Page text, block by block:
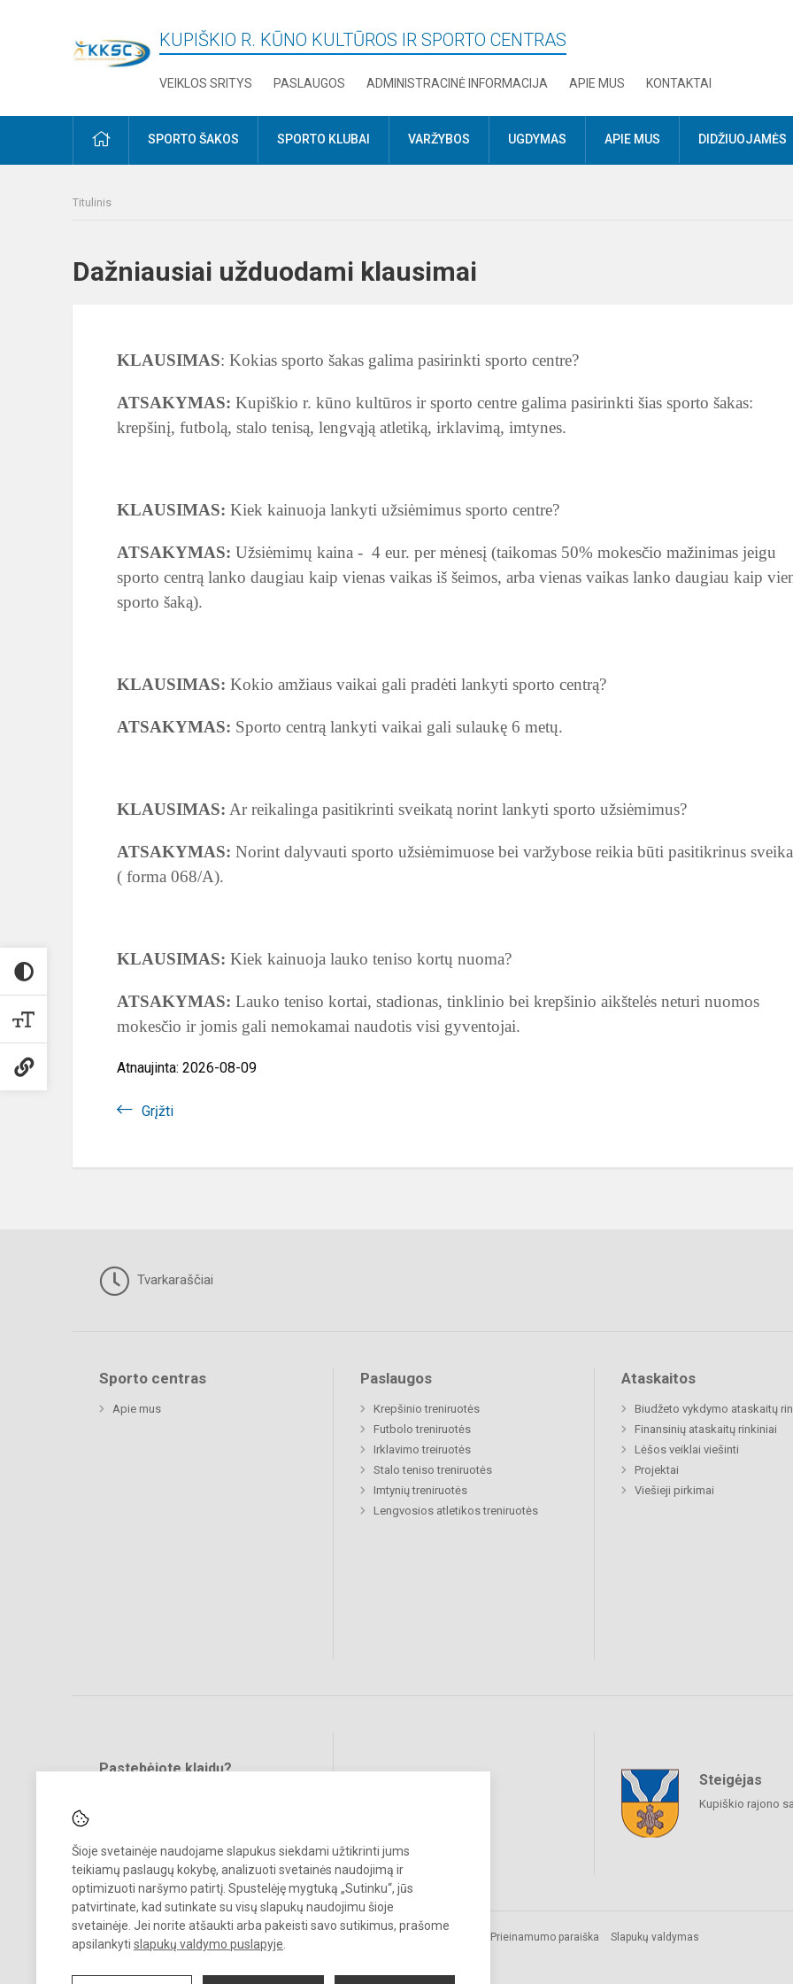
Šioje svetainėje naudojame slapukus siekdami užtikrinti jums
teikiamų paslaugų kokybę, analizuoti svetainės naudojimą ir
optimizuoti naršymo patirtį. Spustelėję mygtuką „Sutinku“, jūs
patvirtinate, kad sutinkate su visų slapukų naudojimu šioje
svetainėje. Jei norite atšaukti arba pakeisti savo sutikimus, prašome
apsilankyti slapukų valdymo puslapyje
KUPIŠKIO R. KŪNO KULTŪROS IR SPORTO CENTRAS
VEIKLOS SRITYS PASLAUGOS ADMINISTRACINĖ INFORMACIJA APIE MUS KONTAKTAI
PRADŽIASPORTO ŠAKOS SPORTO KLUBAI VARŽYBOS UGDYMAS APIE MUS DIDŽIUOJAMĖS
Titulinis
Dažniausiai užduodami klausimai
KLAUSIMAS: Kokias sporto šakas galima pasirinkti sporto centre?
ATSAKYMAS: Kupiškio r. kūno kultūros ir sporto centre galima pasirinkti šias sporto šakas:
krepšinį, futbolą, stalo tenisą, lengvąją atletiką, irklavimą, imtynes.
KLAUSIMAS: Kiek kainuoja lankyti užsiėmimus sporto centre?
ATSAKYMAS: Užsiėmimų kaina - 4 eur. per mėnesį (taikomas 50% mokesčio mažinimas jeigu
sporto centrą lanko daugiau kaip vienas vaikas iš šeimos, arba vienas vaikas lanko daugiau kaip
sporto šaką).
KLAUSIMAS: Kokio amžiaus vaikai gali pradėti lankyti sporto centrą?
ATSAKYMAS: Sporto centrą lankyti vaikai gali sulaukę 6 metų.
KLAUSIMAS: Ar reikalinga pasitikrinti sveikatą norint lankyti sporto užsiėmimus?
ATSAKYMAS: Norint dalyvauti sporto užsiėmimuose bei varžybose reikia būti pasitikrinus
( forma 068/A).
KLAUSIMAS: Kiek kainuoja lauko teniso kortų nuoma?
ATSAKYMAS: Lauko teniso kortai, stadionas, tinklinio bei krepšinio aikštelės neturi nuomos
mokesčio ir jomis gali nemokamai naudotis visi gyventojai.
Atnaujinta: 2026-08-09
Grįžti
Tvarkaraščiai
Sporto centras
Apie mus
Paslaugos
Krepšinio treniruotės
Futbolo treniruotės
Irklavimo treiruotės
Stalo teniso treniruotės
Imtynių treniruotės
Lengvosios atletikos treniruotės
Ataskaitos
Biudžeto vykdymo ataskaitų
Finansinių ataskaitų rinkiniai
Lėšos veiklai viešinti
Projektai
Viešieji pirkimai
Pastebėjote klaidų?
Steigėjas
Kupiškio rajono
© 2022. Kupiškio r. kūno kultūros ir sporto centras. Visos teisės
saugomos.
Prieinamumo paraiška Slapukų valdymas